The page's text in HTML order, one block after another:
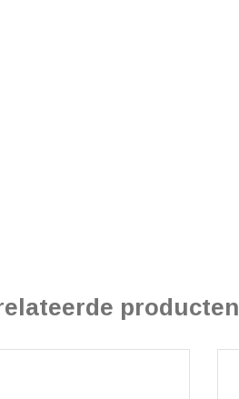
producten